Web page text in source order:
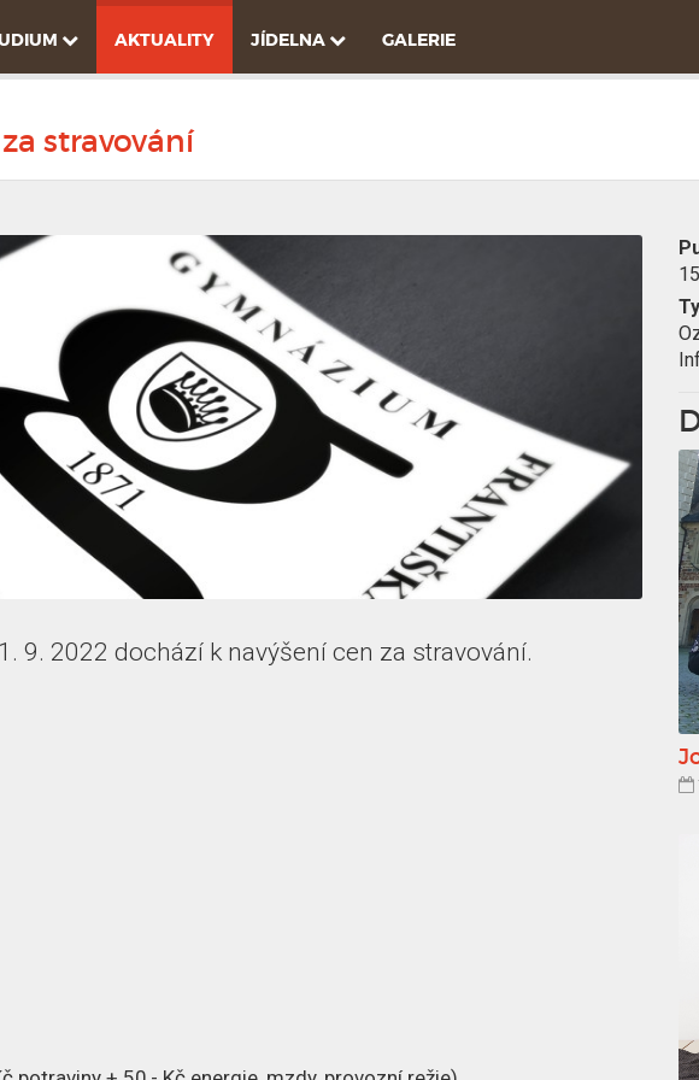
AKTUALITY JÍDELNA GALERIE
stravování
9. 2022 dochází k navýšení cen za stravování.